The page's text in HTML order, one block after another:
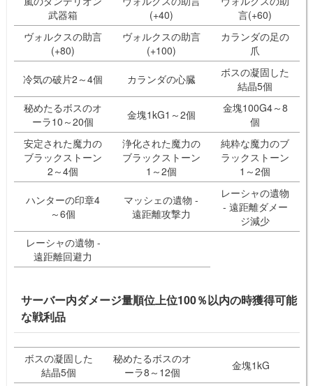
武器箱
(+40)
言(+60)
ヴォルクスの助言
(+80)
ヴォルクスの助言
(+100)
カランダの足の
爪
冷気の破片2～4個 カランダの心臓
ボスの凝固した
結晶5個
秘めたるボスのオ
ーラ10～20個
金塊1kG1～2個
金塊100G4～8
個
安定された魔力の
ブラックストーン
2～4個
浄化された魔力の
ブラックストーン
1～2個
純粋な魔力のブ
ラックストーン
1～2個
ハンターの印章4
～6個
マッシェの遺物 -
遠距離攻撃力
レーシャの遺物
- 遠距離ダメー
ジ減少
レーシャの遺物 -
遠距離回避力
サーバー内ダメージ量順位上位100％以内の時獲得可能
な戦利品
ボスの凝固した
結晶5個
秘めたるボスのオ
ーラ8～12個
金塊1kG